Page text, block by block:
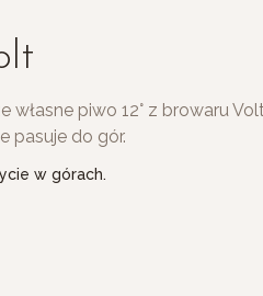
własne piwo 12° z browaru
pasuje do gór.
w górach.